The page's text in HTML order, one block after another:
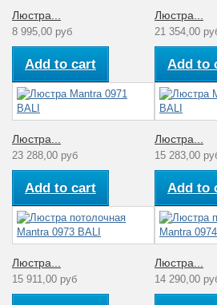
Люстра...
8 995,00 руб
Add to cart
Люстра...
21 354,00
Add to
Люстра...
23 288,00 руб
Add to cart
Люстра...
15 283,00
Add to
Люстра...
15 911,00 руб
Люстра...
14 290,00